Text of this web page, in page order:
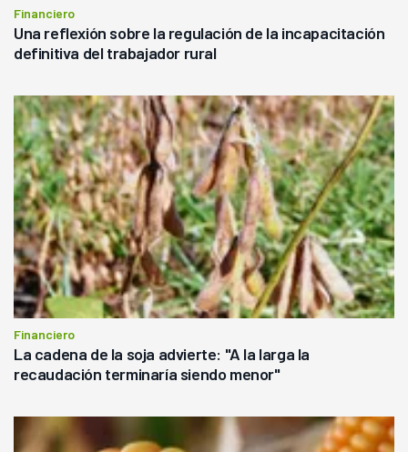
Financiero
Una reflexión sobre la regulación de la incapacitación
definitiva del trabajador rural
Financiero
La cadena de la soja advierte: "A la larga la
recaudación terminaría siendo menor"